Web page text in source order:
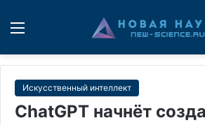
Искусственный интеллект
ChatGPT начнёт